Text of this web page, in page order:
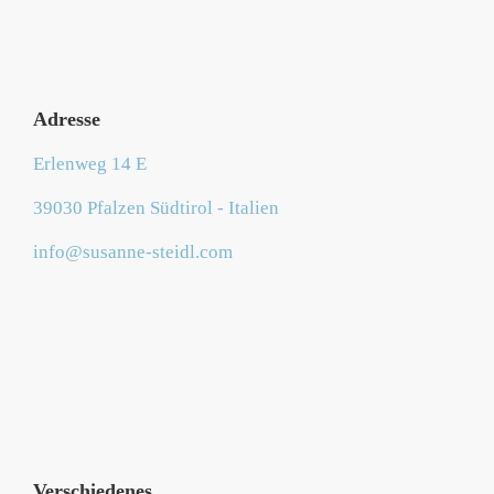
Adresse
Erlenweg 14 E
39030 Pfalzen Südtirol - Italien
info@susanne-steidl.com